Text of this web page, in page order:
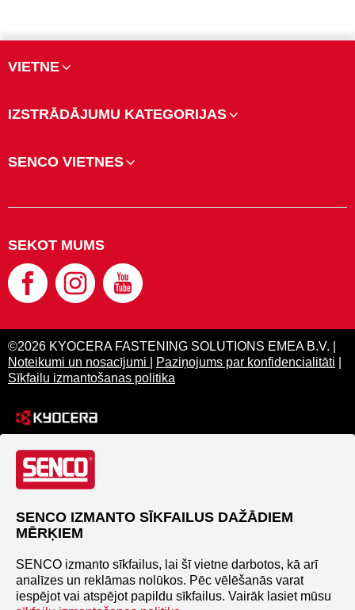
VIETNE
IZSTRĀDĀJUMU KATEGORIJAS
SENCO VIETNES
SEKOT MUMS
©2026 KYOCERA FASTENING SOLUTIONS EMEA B.V. |
Noteikumi un nosacījumi
Paziņojums par konfidencialitāti
Sīkfailu izmantošanas politika
SENCO IZMANTO SĪKFAILUS DAŽĀDIEM
MĒRĶIEM
SENCO izmanto sīkfailus, lai šī vietne darbotos, kā arī
analīzes un reklāmas nolūkos. Pēc vēlēšanās varat
iespējot vai atspējot papildu sīkfailus. Vairāk lasiet mūsu